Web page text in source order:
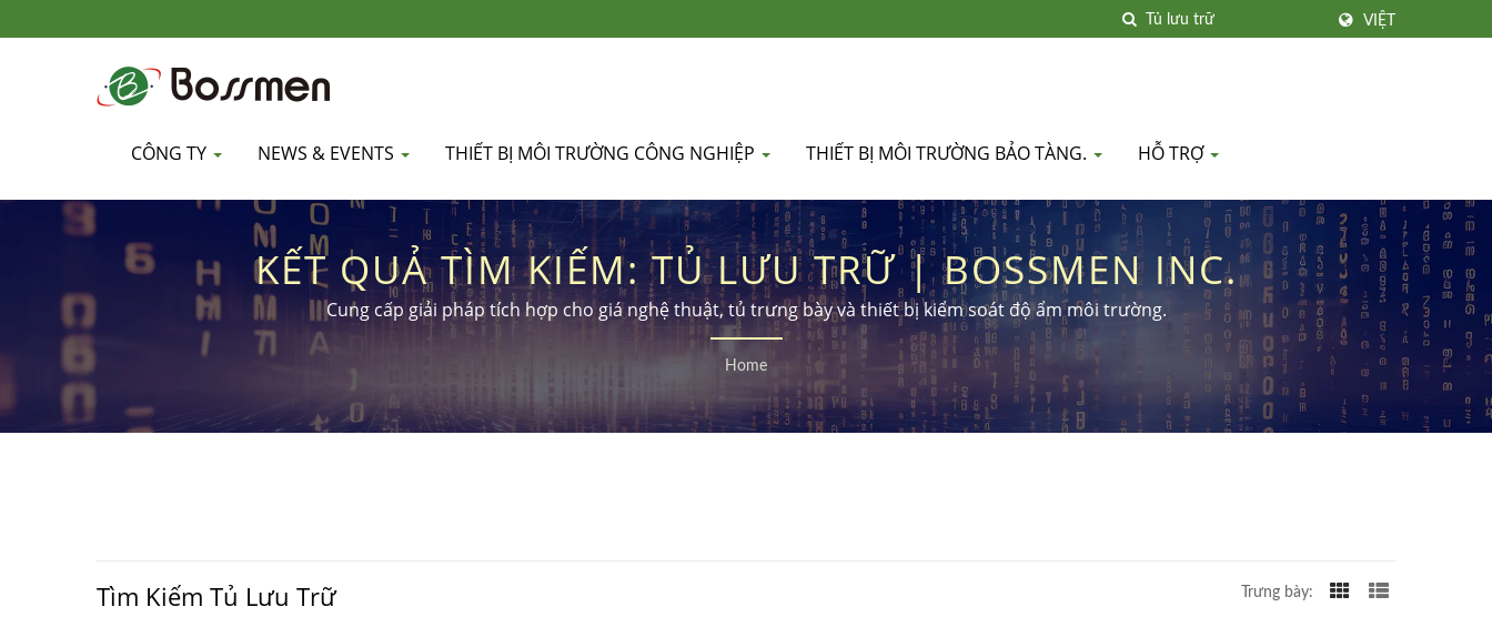
VIỆT
CÔNG TY NEWS & EVENTS THIẾT BỊ MÔI TRƯỜNG CÔNG NGHIỆP THIẾT BỊ MÔI TRƯỜNG BẢO TÀNG. HỖ TRỢ
KẾT QUẢ TÌM KIẾM: TỦ LƯU TRỮ | BOSSMEN INC.
Cung cấp giải pháp tích hợp cho giá nghệ thuật, tủ trưng bày và thiết bị kiểm soát độ ẩm môi trường.
Home
Tìm Kiếm Tủ Lưu Trữ Trưng bày: